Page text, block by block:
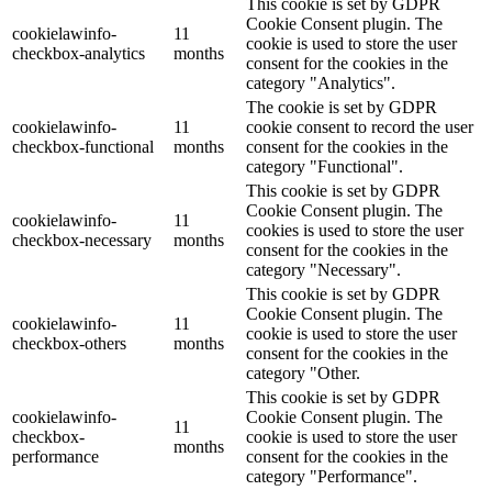
cookielawinfo-
checkbox-analytics
11
months
This cookie is set by GDPR
Cookie Consent plugin. The
cookie is used to store the user
consent for the cookies in the
category "Analytics".
cookielawinfo-
checkbox-functional
11
months
The cookie is set by GDPR
cookie consent to record the user
consent for the cookies in the
category "Functional".
cookielawinfo-
checkbox-necessary
11
months
This cookie is set by GDPR
Cookie Consent plugin. The
cookies is used to store the user
consent for the cookies in the
category "Necessary".
cookielawinfo-
checkbox-others
11
months
This cookie is set by GDPR
Cookie Consent plugin. The
cookie is used to store the user
consent for the cookies in the
category "Other.
cookielawinfo-
checkbox-
performance
11
months
This cookie is set by GDPR
Cookie Consent plugin. The
cookie is used to store the user
consent for the cookies in the
category "Performance".